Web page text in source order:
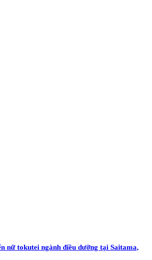
nữ tokutei ngành điều dưỡng tại Saitama,